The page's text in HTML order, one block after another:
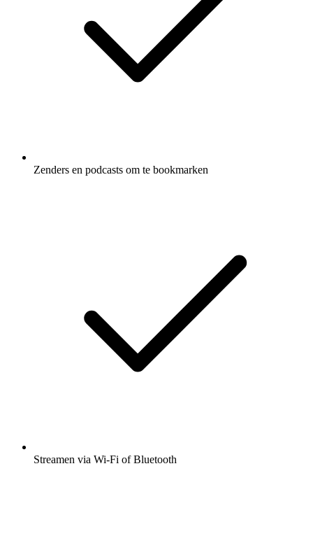
Zenders en podcasts om te bookmarken
Streamen via Wi-Fi of Bluetooth